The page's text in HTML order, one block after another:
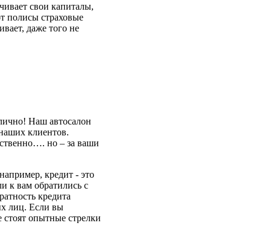
свои капиталы,
полисы страховые
даже того не
Наш автосалон
клиентов.
но – за ваши
кредит - это
к вам обратились с
кредита
лиц. Если вы
стоят опытные стрелки